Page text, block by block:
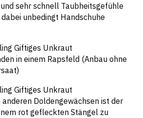
sehr schnell Taubheitsgefühle
unbedingt Handschuhe
in einem Rapsfeld (Anbau ohne
Doldengewächsen ist der
rot gefleckten Stängel zu